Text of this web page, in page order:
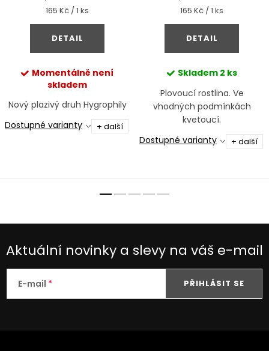
Měrná
cena:
165 Kč / 1 ks
DETAIL
Momentálně není
skladem
Nový plazivý druh Hygrophily
Dostupné varianty
+ další
Měrná
cena:
165 Kč / 1 ks
DETAIL
Skladem 2 ks
Plovoucí rostlina. Ve
vhodných podmínkách
kvetoucí.
Dostupné varianty
+ další
Aktuální novinky a slevy na váš e-mail
E-mail PŘIHLÁSIT SE